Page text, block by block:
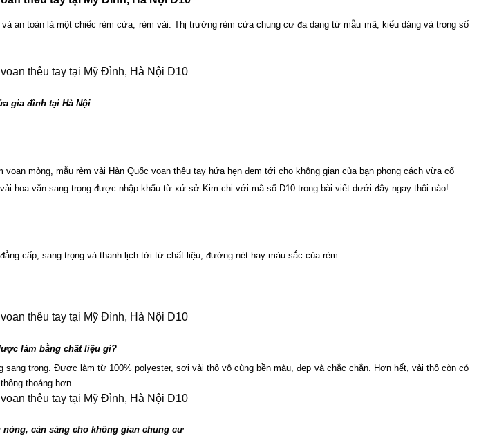
an toàn là một chiếc rèm cửa, rèm vải. Thị trường rèm cửa chung cư đa dạng từ mẫu mã, kiểu dáng và trong số
gia đình tại Hà Nội
mỏng, mẫu rèm vải Hàn Quốc voan thêu tay hứa hẹn đem tới cho không gian của bạn phong cách vừa cổ
hoa văn sang trọng được nhập khẩu từ xứ sở Kim chi với mã số D10 trong bài viết dưới đây ngay thôi nào!
cấp, sang trọng và thanh lịch tới từ chất liệu, đường nét hay màu sắc của rèm.
làm bằng chất liệu gì?
trọng. Được làm từ 100% polyester, sợi vải thô vô cùng bền màu, đẹp và chắc chắn. Hơn hết, vải thô còn có
thoáng hơn.
cản sáng cho không gian chung cư